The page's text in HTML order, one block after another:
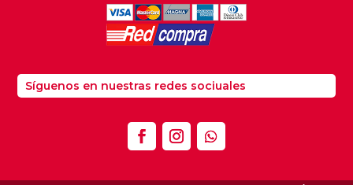
Síguenos en nuestras redes sociuales